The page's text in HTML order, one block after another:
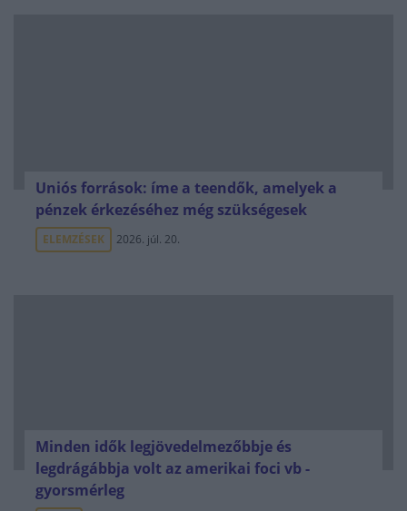
Uniós források: íme a teendők, amelyek a
pénzek érkezéséhez még szükségesek
ELEMZÉSEK 2026. júl. 20.
Minden idők legjövedelmezőbbje és
legdrágábbja volt az amerikai foci vb -
gyorsmérleg